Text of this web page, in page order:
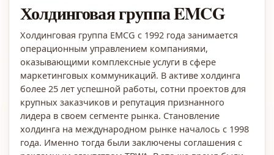
Холдинговая группа EMCG
Холдинговая группа EMCG с 1992 года занимается
операционным управлением компаниями,
оказывающими комплексные услуги в сфере
маркетинговых коммуникаций. В активе холдинга
более 25 лет успешной работы, сотни проектов для
крупных заказчиков и репутация признанного
лидера в своем сегменте рынка. Становление
холдинга на международном рынке началось с 1998
года. Именно тогда были заключены соглашения с